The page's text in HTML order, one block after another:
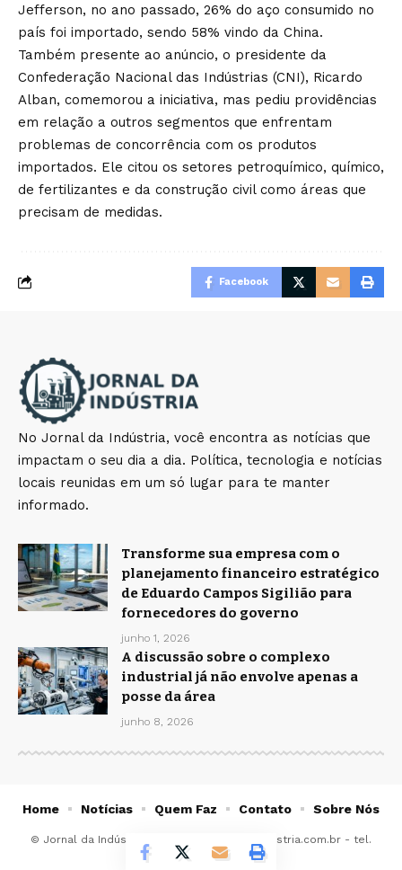
Jefferson, no ano passado, 26% do aço consumido no
país foi importado, sendo 58% vindo da China.
Também presente ao anúncio, o presidente da
Confederação Nacional das Indústrias (CNI), Ricardo
Alban, comemorou a iniciativa, mas pediu providências
em relação a outros segmentos que enfrentam
problemas de concorrência com os produtos
importados. Ele citou os setores petroquímico, químico,
de fertilizantes e da construção civil como áreas que
precisam de medidas.
Facebook
No Jornal da Indústria, você encontra as notícias que
impactam o seu dia a dia. Política, tecnologia e notícias
locais reunidas em um só lugar para te manter
informado.
Transforme sua empresa com o
planejamento financeiro estratégico
de Eduardo Campos Sigilião para
fornecedores do governo
junho 1, 2026
A discussão sobre o complexo
industrial já não envolve apenas a
posse da área
junho 8, 2026
© Jornal da Indústria - contato@jornaldaindustria.com.br - tel.
(11)91754-6532
Home Notícias Quem Faz Contato Sobre Nós